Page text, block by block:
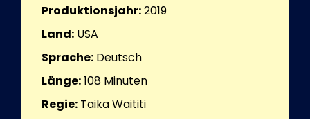
Produktionsjahr:2019
Land: USA
Sprache: Deutsch
Länge:108 Minuten
Regie: Taika Waititi